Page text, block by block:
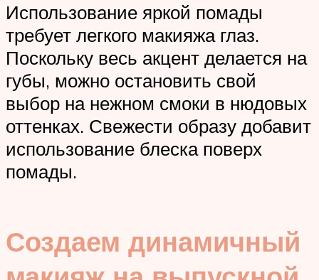
Использование яркой помады
требует легкого макияжа глаз.
Поскольку весь акцент делается на
губы, можно остановить свой
выбор на нежном смоки в нюдовых
оттенках. Свежести образу добавит
использование блеска поверх
помады.
Создаем динамичный